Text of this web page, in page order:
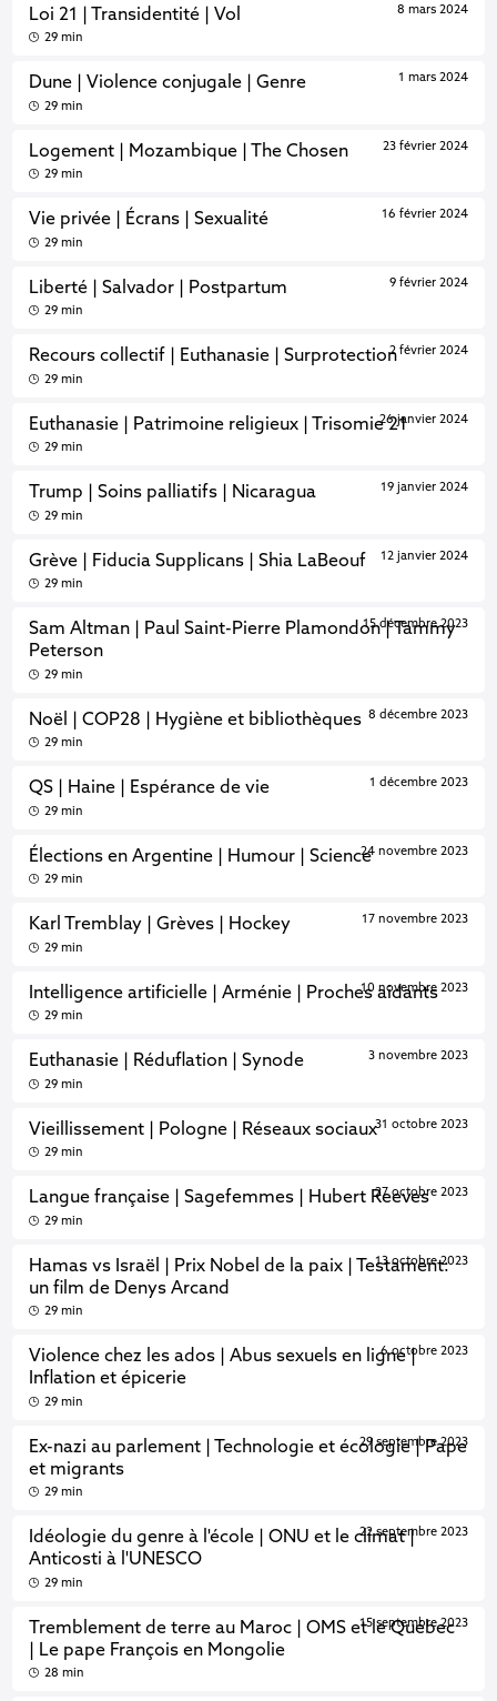
Loi 21 | Transidentité | Vol 8 mars 2024
29 min
Dune | Violence conjugale | Genre 1 mars 2024
29 min
Logement | Mozambique | The Chosen 23 février 2024
29 min
Vie privée | Écrans | Sexualité 16 février 2024
29 min
Liberté | Salvador | Postpartum 9 février 2024
29 min
Recours collectif | Euthanasie | Surprotection2 février 2024
29 min
Euthanasie | Patrimoine religieux | Trisomie 2126 janvier 2024
29 min
Trump | Soins palliatifs | Nicaragua 19 janvier 2024
29 min
Grève | Fiducia Supplicans | Shia LaBeouf 12 janvier 2024
29 min
Sam Altman | Paul Saint-Pierre Plamondon | Tammy
Peterson
15 décembre 2023
29 min
Noël | COP28 | Hygiène et bibliothèques 8 décembre 2023
29 min
QS | Haine | Espérance de vie 1 décembre 2023
29 min
Élections en Argentine | Humour | Science24 novembre 2023
29 min
Karl Tremblay | Grèves | Hockey 17 novembre 2023
29 min
Intelligence artificielle | Arménie | Proches aidants
10 novembre 2023
29 min
Euthanasie | Réduflation | Synode 3 novembre 2023
29 min
Vieillissement | Pologne | Réseaux sociaux31 octobre 2023
29 min
Langue française | Sagefemmes | Hubert Reeves
27 octobre 2023
29 min
Hamas vs Israël | Prix Nobel de la paix | Testament:
un film de Denys Arcand
13 octobre 2023
29 min
Violence chez les ados | Abus sexuels en ligne |
Inflation et épicerie
6 octobre 2023
29 min
Ex-nazi au parlement | Technologie et écologie | Pape
et migrants
29 septembre 2023
29 min
Idéologie du genre à l'école | ONU et le climat |
Anticosti à l'UNESCO
22 septembre 2023
29 min
Tremblement de terre au Maroc | OMS et le Québec
| Le pape François en Mongolie
15 septembre 2023
28 min